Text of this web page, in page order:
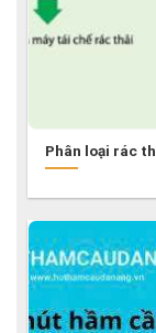
Phân loại rác